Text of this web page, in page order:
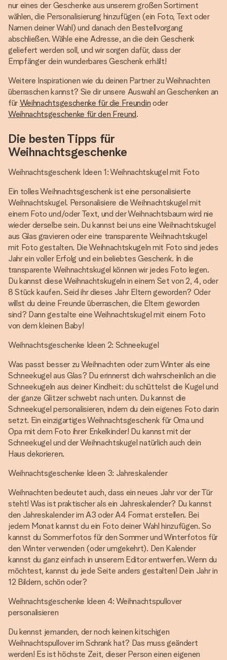
nur eines der Geschenke aus unserem großen Sortiment
wählen, die Personalisierung hinzufügen (ein Foto, Text oder
Namen deiner Wahl) und danach den Bestellvorgang
abschließen. Wähle eine Adresse, an die dein Geschenk
geliefert werden soll, und wir sorgen dafür, dass der
Empfänger dein wunderbares Geschenk erhält!
Weitere Inspirationen wie du deinen Partner zu Weihnachten
überraschen kannst? Sie dir unsere Auswahl an Geschenken an
für Weihnachtsgeschenke für die Freundin oder
Weihnachtsgeschenke für den Freund.
Die besten Tipps für
Weihnachtsgeschenke
Weihnachtsgeschenk Ideen 1: Weihnachtskugel mit Foto
Ein tolles Weihnachtsgeschenk ist eine personalisierte
Weihnachtskugel. Personalisiere die Weihnachtskugel mit
einem Foto und/oder Text, und der Weihnachtsbaum wird nie
wieder derselbe sein. Du kannst bei uns eine Weihnachtskugel
aus Glas gravieren oder eine transparente Weihnachtskugel
mit Foto gestalten. Die Weihnachtskugeln mit Foto sind jedes
Jahr ein voller Erfolg und ein beliebtes Geschenk. In die
transparente Weihnachtskugel können wir jedes Foto legen.
Du kannst diese Weihnachtskugeln in einem Set von 2, 4, oder
8 Stück kaufen. Seid ihr dieses Jahr Eltern geworden? Oder
willst du deine Freunde überraschen, die Eltern geworden
sind? Dann gestalte eine Weihnachtskugel mit einem Foto
von dem kleinen Baby!
Weihnachtsgeschenke Ideen 2: Schneekugel
Was passt besser zu Weihnachten oder zum Winter als eine
Schneekugel aus Glas? Du erinnerst dich wahrscheinlich an die
Schneekugeln aus deiner Kindheit: du schüttelst die Kugel und
der ganze Glitzer schwebt nach unten. Du kannst die
Schneekugel personalisieren, indem du dein eigenes Foto darin
setzt. Ein einzigartiges Weihnachtsgeschenk für Oma und
Opa mit dem Foto ihrer Enkelkinder! Du kannst mit der
Schneekugel und der Weihnachtskugel natürlich auch dein
Haus dekorieren.
Weihnachtsgeschenke Ideen 3: Jahreskalender
Weihnachten bedeutet auch, dass ein neues Jahr vor der Tür
steht! Was ist praktischer als ein Jahreskalender? Du kannst
den Jahreskalender im A3 oder A4 Format erstellen. Bei
jedem Monat kannst du ein Foto deiner Wahl hinzufügen. So
kannst du Sommerfotos für den Sommer und Winterfotos für
den Winter verwenden (oder umgekehrt). Den Kalender
kannst du ganz einfach in unserem Editor entwerfen. Wenn du
möchtest, kannst du jede Seite anders gestalten! Dein Jahr in
12 Bildern, schön oder?
Weihnachtsgeschenke Ideen 4: Weihnachtspullover
personalisieren
Du kennst jemanden, der noch keinen kitschigen
Weihnachtspullover im Schrank hat? Das muss geändert
werden! Es ist höchste Zeit, dieser Person einen eigenen